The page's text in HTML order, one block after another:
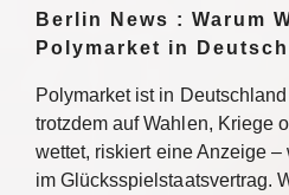
Berlin News : Warum
Polymarket in
Polymarket ist in
trotzdem auf Wahlen, Kriege
wettet, riskiert eine Anzeige
im Glücksspielstaatsvertrag.